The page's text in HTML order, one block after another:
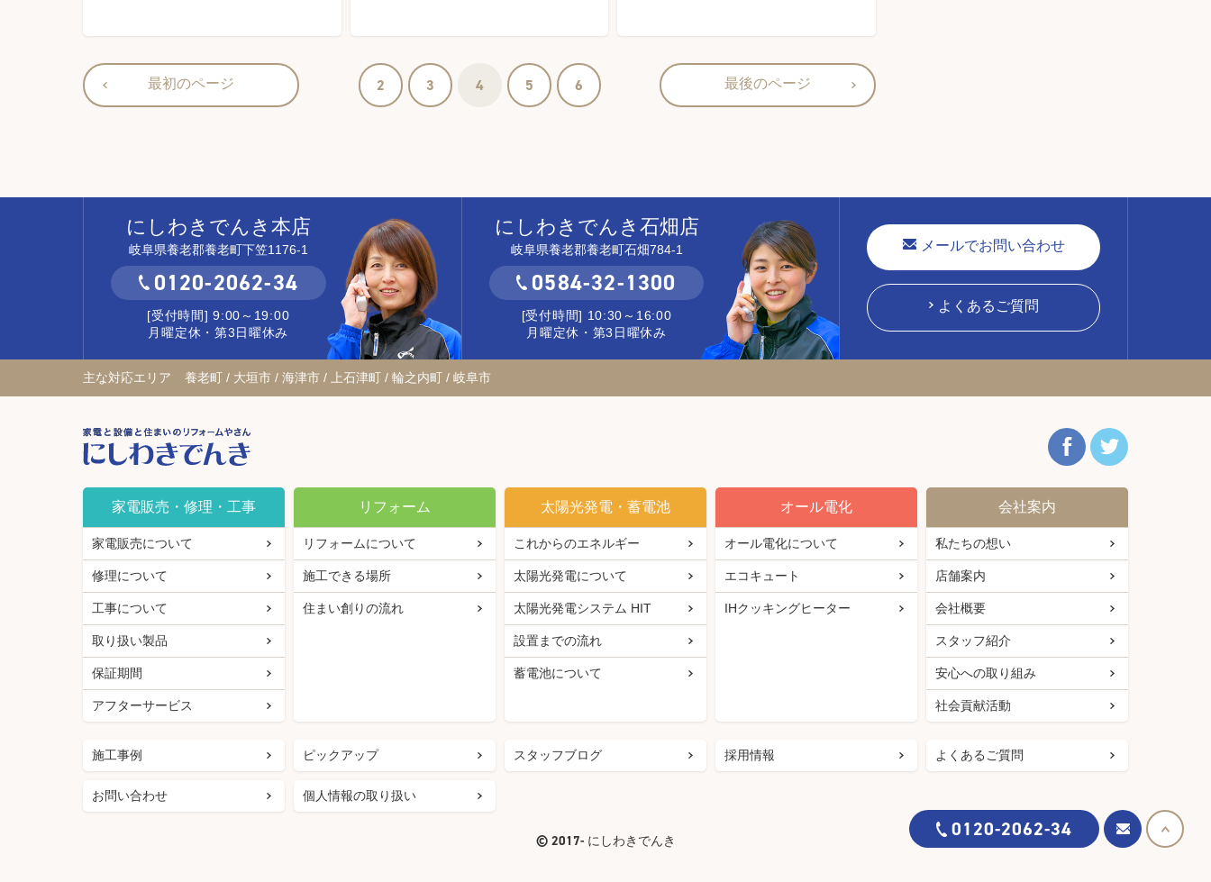
2 3 4 5 6
最初のページ 最後のページ
にしわきでんき本店
岐阜県養老郡養老町下笠1176-1
0120-2062-34
[受付時間] 9:00～19:00
月曜定休・第3日曜休み
にしわきでんき石畑店
岐阜県養老郡養老町石畑784-1
0584-32-1300
[受付時間] 10:30～16:00
月曜定休・第3日曜休み
メールでお問い合わせ
よくあるご質問
主な対応エリア 養老町 / 大垣市 / 海津市 / 上石津町 / 輪之内町 / 岐阜市
家電販売・修理・工事
家電販売について
修理について
工事について
取り扱い製品
保証期間
アフターサービス
リフォーム
リフォームについて
施工できる場所
住まい創りの流れ
太陽光発電・蓄電池
これからのエネルギー
太陽光発電について
太陽光発電システム HIT
設置までの流れ
蓄電池について
オール電化
オール電化について
エコキュート
IHクッキングヒーター
会社案内
私たちの想い
店舗案内
会社概要
スタッフ紹介
安心への取り組み
社会貢献活動
施工事例 ピックアップ スタッフブログ 採用情報 よくあるご質問
お問い合わせ 個人情報の取り扱い
©2017- にしわきでんき
0120-2062-34